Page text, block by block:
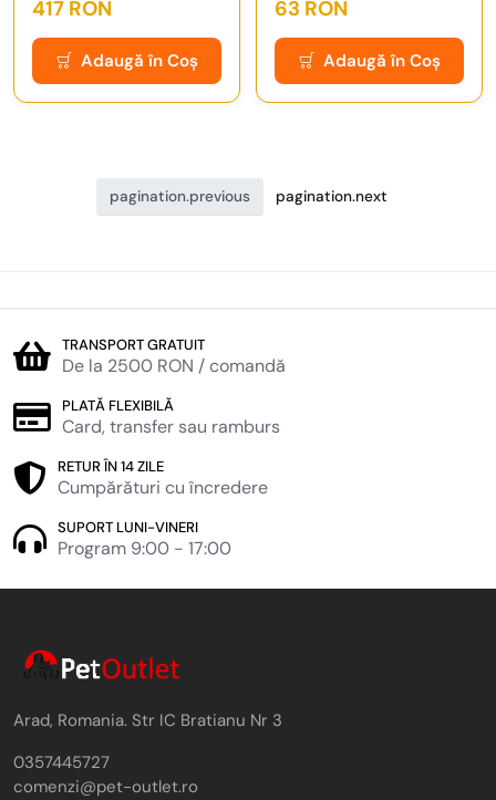
cm
417 RON
Adaugă în Coș
63 RON
Adaugă în Coș
pagination.previous pagination.next
TRANSPORT GRATUIT
De la 2500 RON / comandă
PLATĂ FLEXIBILĂ
Card, transfer sau ramburs
RETUR ÎN 14 ZILE
Cumpărături cu încredere
SUPORT LUNI-VINERI
Program 9:00 - 17:00
Arad, Romania. Str IC Bratianu Nr 3
0357445727
comenzi@pet-outlet.ro